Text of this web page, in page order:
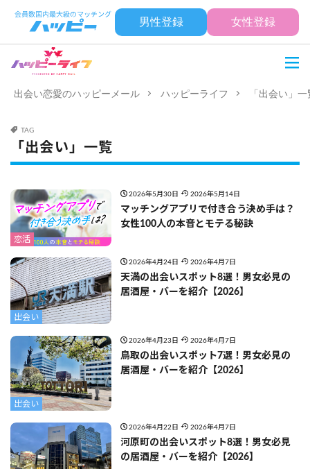
男性登録 女性登録
出会い恋愛のハッピーメール ハッピーライフ 「出会い」一
TAG
「出会い」一覧
恋活
2026年5月30日 2026年5月14日
マッチングアプリで付き合う決め手は？
女性100人の本音とモテる秘訣
出会い
2026年4月24日 2026年4月7日
天満の出会いスポット8選！男女必見の
居酒屋・バーを紹介【2026】
出会い
2026年4月23日 2026年4月7日
鳥取の出会いスポット7選！男女必見の
居酒屋・バーを紹介【2026】
2026年4月22日 2026年4月7日
河原町の出会いスポット8選！男女必見
の居酒屋・バーを紹介【2026】